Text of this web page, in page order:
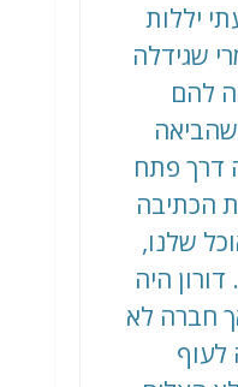
יללות
שגידלה
להם
דרך פתח
הכתיבה
שלנו,
היה
חברה לא
לעוף